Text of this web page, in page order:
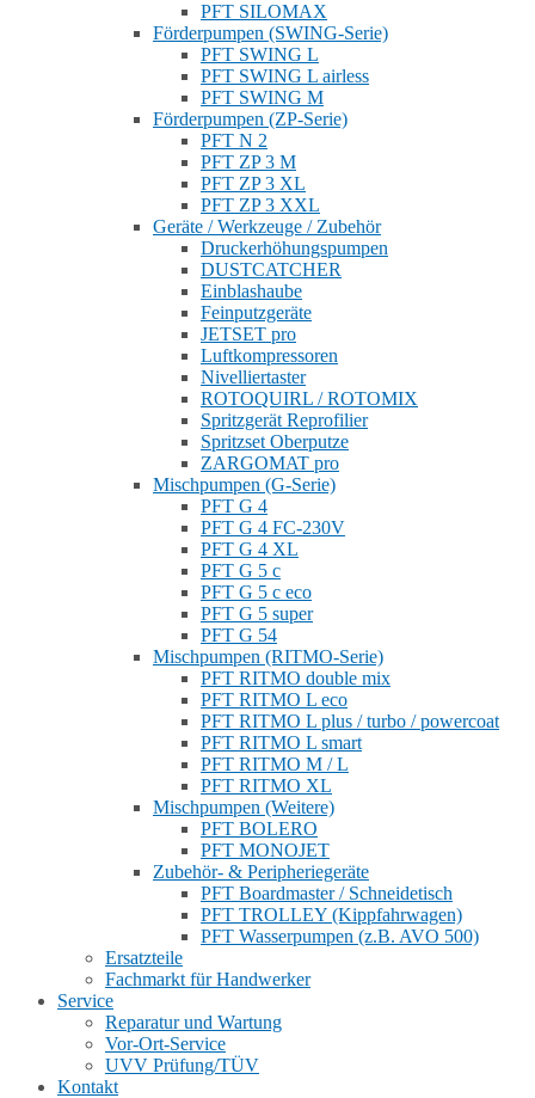
PFT SILOMAX
Förderpumpen (SWING-Serie)
PFT SWING L
PFT SWING L airless
PFT SWING M
Förderpumpen (ZP-Serie)
PFT N 2
PFT ZP 3 M
PFT ZP 3 XL
PFT ZP 3 XXL
Geräte / Werkzeuge / Zubehör
Druckerhöhungspumpen
DUSTCATCHER
Einblashaube
Feinputzgeräte
JETSET pro
Luftkompressoren
Nivelliertaster
ROTOQUIRL / ROTOMIX
Spritzgerät Reprofilier
Spritzset Oberputze
ZARGOMAT pro
Mischpumpen (G-Serie)
PFT G 4
PFT G 4 FC-230V
PFT G 4 XL
PFT G 5 c
PFT G 5 c eco
PFT G 5 super
PFT G 54
Mischpumpen (RITMO-Serie)
PFT RITMO double mix
PFT RITMO L eco
PFT RITMO L plus / turbo / powercoat
PFT RITMO L smart
PFT RITMO M / L
PFT RITMO XL
Mischpumpen (Weitere)
PFT BOLERO
PFT MONOJET
Zubehör- & Peripheriegeräte
PFT Boardmaster / Schneidetisch
PFT TROLLEY (Kippfahrwagen)
PFT Wasserpumpen (z.B. AVO 500)
Ersatzteile
Fachmarkt für Handwerker
Service
Reparatur und Wartung
Vor-Ort-Service
UVV Prüfung/TÜV
Kontakt